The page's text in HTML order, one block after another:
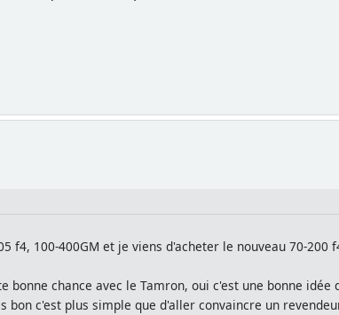
f4, 100-400GM et je viens d'acheter le nouveau 70-200
bonne chance avec le Tamron, oui c'est une bonne
c'est plus simple que d'aller convaincre un